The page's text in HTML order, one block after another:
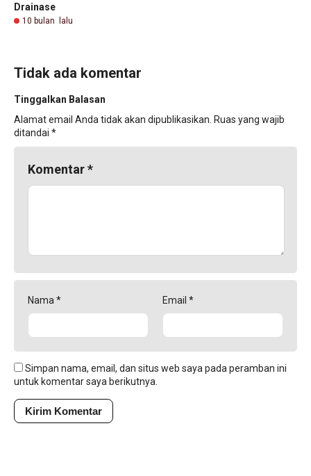
Drainase
10 bulan lalu
Tidak ada komentar
Tinggalkan Balasan
Alamat email Anda tidak akan dipublikasikan. Ruas yang wajib
ditandai *
Komentar*
Nama * Email *
Simpan nama, email, dan situs web saya pada peramban ini
untuk komentar saya berikutnya.